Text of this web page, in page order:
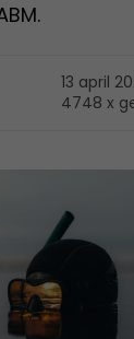
13 april
4748 x